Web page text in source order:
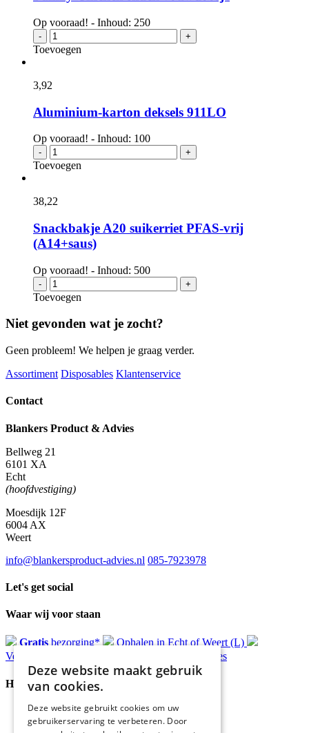
Op vooraad! - Inhoud: 250
-
Family
Chicken
snack
aantal
+
Toevoegen
3,92
Aluminium-karton deksels 911LO
Op vooraad! - Inhoud: 100
-
Aluminium-
karton
deksels
aantal
+
Toevoegen
38,22
Snackbakje A20 suikerriet PFAS-vrij
(A14+saus)
Op vooraad! - Inhoud: 500
-
Snackbakje
A20
suikerriet
PFAS-
vrij
(A14+saus)
aantal
+
Toevoegen
Niet gevonden wat je zocht?
Geen probleem! We helpen je graag verder.
Assortiment Disposables Klantenservice
Contact
Blankers Product & Advies
Bellweg 21
6101 XA
Echt
(hoofdvestiging)
Moesdijk 12F
6004 AX
Weert
info@blankersproduct-advies.nl 085-7923978
Let's get social
Waar wij voor staan
Gratisbezorging*
Ophalen in Echt of Weert (L)
Verzonden
advies
Handige Links
Home
Klantenservice
Deze website maakt gebruik
van cookies.
Deze website gebruikt cookies om uw
gebruikerservaring te verbeteren. Door